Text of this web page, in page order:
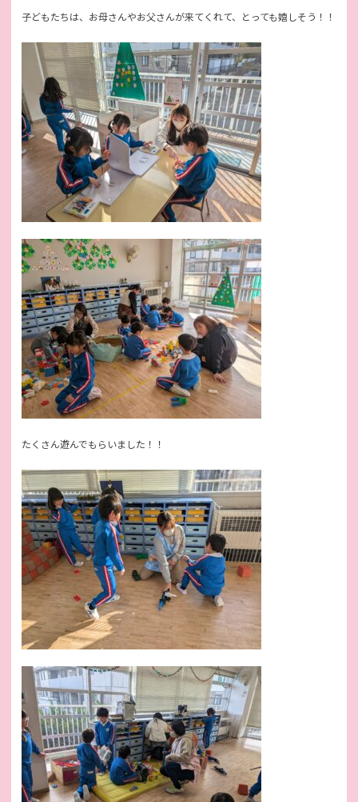
子どもたちは、お母さんやお父さんが来てくれて、とっても嬉しそう！！
たくさん遊んでもらいました！！